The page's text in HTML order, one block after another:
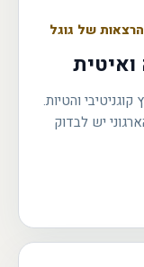
של גוגל
והטיות.
יש לבדוק